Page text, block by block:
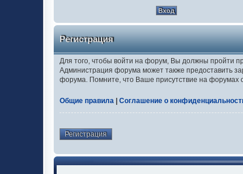
Регистрация
Для того, чтобы войти на форум, Вы должны пройти
Администрация форума может также предоставить
форума. Помните, что Ваше присутствие на форумах
Общие правила Соглашение о
Регистрация